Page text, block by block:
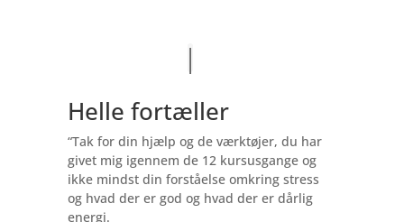
Helle fortæller
“Tak for din hjælp og de værktøjer, du har
givet mig igennem de 12 kursusgange og
ikke mindst din forståelse omkring stress
og hvad der er god og hvad der er dårlig
energi.